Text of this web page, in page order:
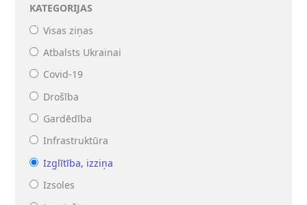
KATEGORIJAS
Visas ziņas
Atbalsts Ukrainai
Covid-19
Drošība
Gardēdība
Infrastruktūra
Izglītība, izziņa
Izsoles